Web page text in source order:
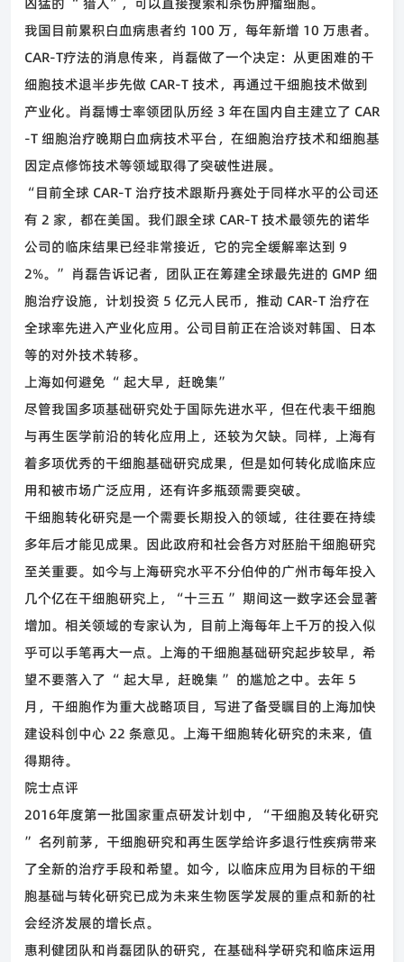
我国目前累积白血病患者约 100 万，每年新增 10 万患者。
CAR-T疗法的消息传来，肖磊做了一个决定：从更困难的干
细胞技术退半步先做 CAR-T技术，再通过干细胞技术做到
产业化。肖磊博士率领团队历经 3 年在国内自主建立了 CAR
-T细胞治疗晚期白血病技术平台，在细胞治疗技术和细胞基
因定点修饰技术等领域取得了突破性进展。
“目前全球 CAR-T治疗技术跟斯丹赛处于同样水平的公司还
有 2 家，都在美国。我们跟全球 CAR-T技术最领先的诺华
公司的临床结果已经非常接近，它的完全缓解率达到 9
2%。 ” 肖磊告诉记者，团队正在筹建全球最先进的 GMP细
胞治疗设施，计划投资 5 亿元人民币，推动 CAR-T治疗在
全球率先进入产业化应用。公司目前正在洽谈对韩国、日本
等的对外技术转移。
上海如何避免 “ 起大早，赶晚集”
尽管我国多项基础研究处于国际先进水平，但在代表干细胞
与再生医学前沿的转化应用上，还较为欠缺。同样，上海有
着多项优秀的干细胞基础研究成果，但是如何转化成临床应
用和被市场广泛应用，还有许多瓶颈需要突破。
干细胞转化研究是一个需要长期投入的领域，往往要在持续
多年后才能见成果。因此政府和社会各方对胚胎干细胞研究
至关重要。如今与上海研究水平不分伯仲的广州市每年投入
几个亿在干细胞研究上，
“十三五 ” 期间这一数字还会显著
增加。相关领域的专家认为，目前上海每年上千万的投入似
乎可以手笔再大一点。上海的干细胞基础研究起步较早，希
望不要落入了 “ 起大早，赶晚集 ” 的尴尬之中。去年 5
月，干细胞作为重大战略项目，写进了备受瞩目的上海加快
建设科创中心 22 条意见。上海干细胞转化研究的未来，值
得期待。
院士点评
2016年度第一批国家重点研发计划中， “干细胞及转化研究
” 名列前茅，干细胞研究和再生医学给许多退行性疾病带来
了全新的治疗手段和希望。如今，以临床应用为目标的干细
胞基础与转化研究已成为未来生物医学发展的重点和新的社
会经济发展的增长点。
惠利健团队和肖磊团队的研究，在基础科学研究和临床运用